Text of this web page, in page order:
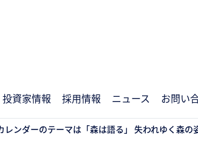
投資家情報 採用情報 ニュース お問い
レンダーのテーマは「森は語る」 失われゆく森